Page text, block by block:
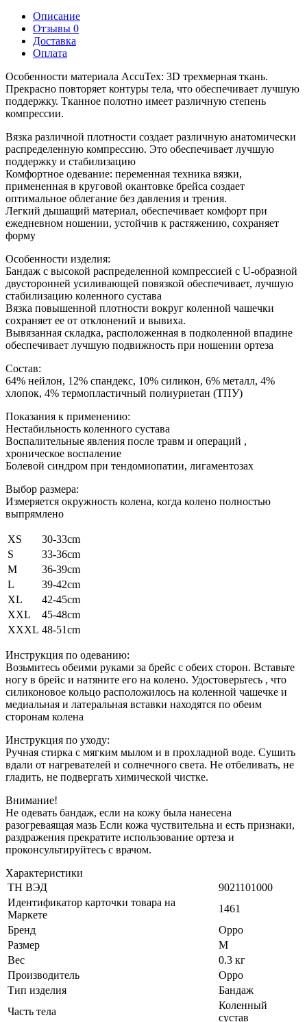
Описание
Отзывы 0
Доставка
Оплата
Особенности материала AccuTex: 3D трехмерная ткань.
Прекрасно повторяет контуры тела, что обеспечивает лучшую
поддержку. Тканное полотно имеет различную степень
компрессии.
Вязка различной плотности создает различную анатомически
распределенную компрессию. Это обеспечивает лучшую
поддержку и стабилизацию
Комфортное одевание: переменная техника вязки,
примененная в круговой окантовке брейса создает
оптимальное облегание без давления и трения.
Легкий дышащий материал, обеспечивает комфорт при
ежедневном ношении, устойчив к растяжению, сохраняет
форму
Особенности изделия:
Бандаж с высокой распределенной компрессией с U-образной
двусторонней усиливающей повязкой обеспечивает, лучшую
стабилизацию коленного сустава
Вязка повышенной плотности вокруг коленной чашечки
сохраняет ее от отклонений и вывиха.
Вывязанная складка, расположенная в подколенной впадине
обеспечивает лучшую подвижность при ношении ортеза
Состав:
64% нейлон, 12% спандекс, 10% силикон, 6% металл, 4%
хлопок, 4% термопластичный полиуриетан (ТПУ)
Показания к применению:
Нестабильность коленного сустава
Воспалительные явления после травм и операций ,
хроническое воспаление
Болевой синдром при тендомиопатии, лигаментозах
Выбор размера:
Измеряется окружность колена, когда колено полностью
выпрямлено
XS
30-33cm
S
33-36cm
M
36-39cm
L
39-42cm
XL
42-45cm
XXL
45-48cm
XXXL 48-51cm
Инструкция по одеванию:
Возьмитесь обеими руками за брейс с обеих сторон. Вставьте
ногу в брейс и натяните его на колено. Удостоверьтесь , что
силиконовое кольцо расположилось на коленной чашечке и
медиальная и латеральная вставки находятся по обеим
сторонам колена
Инструкция по уходу:
Ручная стирка с мягким мылом и в прохладной воде. Сушить
вдали от нагревателей и солнечного света. Не отбеливать, не
гладить, не подвергать химической чистке.
Внимание!
Не одевать бандаж, если на кожу была нанесена
разогреваящая мазь Если кожа чуствительна и есть признаки,
раздражения прекратите использование ортеза и
проконсультируйтесь с врачом.
Характеристики
ТН ВЭД
9021101000
Идентификатор карточки товара на
Маркете
1461
Бренд
Oppo
Размер
M
Вес
0.3 кг
Производитель
Oppo
Тип изделия
Бандаж
Часть тела
Коленный
сустав